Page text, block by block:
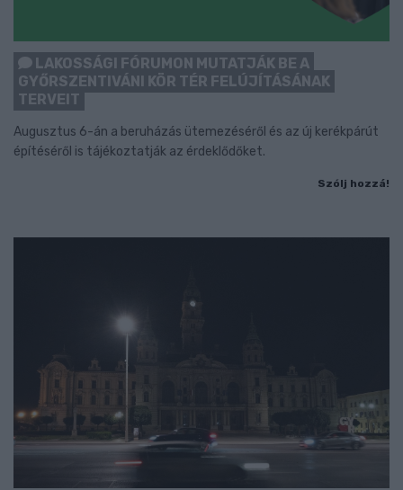
LAKOSSÁGI FÓRUMON MUTATJÁK BE A
GYŐRSZENTIVÁNI KÖR TÉR FELÚJÍTÁSÁNAK
TERVEIT
Augusztus 6-án a beruházás ütemezéséről és az új kerékpárút
építéséről is tájékoztatják az érdeklődőket.
Szólj hozzá!